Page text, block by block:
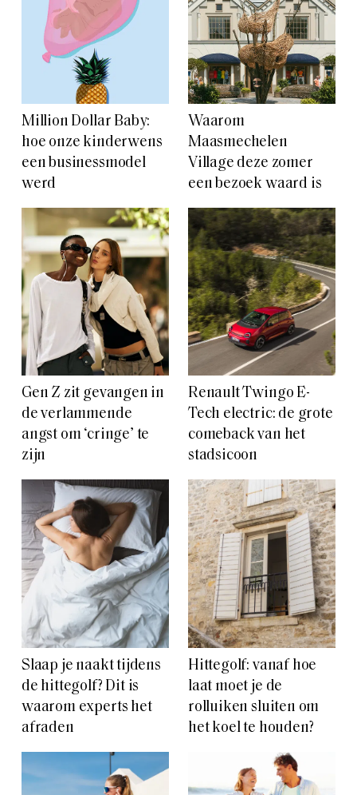
Million Dollar Baby:
hoe onze kinderwens
een businessmodel
werd
Waarom
Maasmechelen
Village deze zomer
een bezoek waard is
Gen Z zit gevangen in
de verlammende
angst om ‘cringe’ te
zijn
Renault Twingo E-
Tech electric: de grote
comeback van het
stadsicoon
Slaap je naakt tijdens
de hittegolf? Dit is
waarom experts het
afraden
Hittegolf: vanaf hoe
laat moet je de
rolluiken sluiten om
het koel te houden?